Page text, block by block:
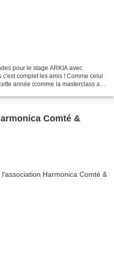
pour le stage ARKIA avec
complet les amis ! Comme celui
année (comme la masterclass au
Comté &